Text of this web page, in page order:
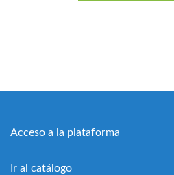
Acceso a la plataforma
Ir al catálogo